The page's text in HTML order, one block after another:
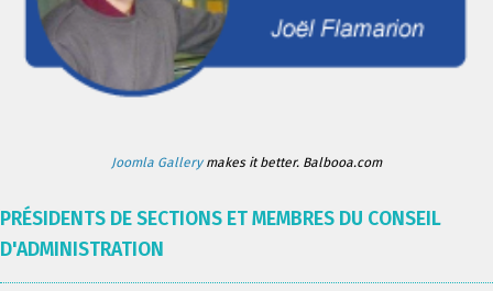
Joomla Gallerymakes it better. Balbooa.com
PRÉSIDENTS DE SECTIONS ET MEMBRES DU CONSEIL
D'ADMINISTRATION